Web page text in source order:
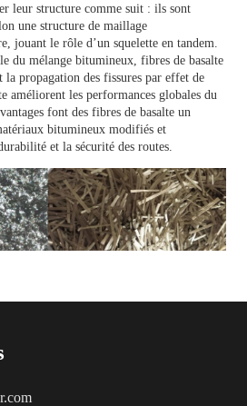
leur structure comme suit : ils sont
une structure de maillage
jouant le rôle d’un squelette en tandem.
du mélange bitumineux, fibres de basalte
la propagation des fissures par effet de
améliorent les performances globales du
font des fibres de basalte un
bitumineux modifiés et
et la sécurité des routes.